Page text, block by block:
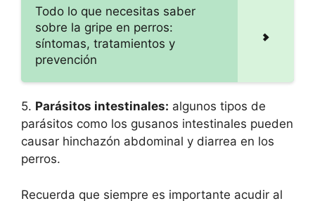
Todo lo que necesitas saber
sobre la gripe en perros:
síntomas, tratamientos y
prevención
5. Parásitos intestinales: algunos tipos de
parásitos como los gusanos intestinales pueden
causar hinchazón abdominal y diarrea en los
perros.
Recuerda que siempre es importante acudir al